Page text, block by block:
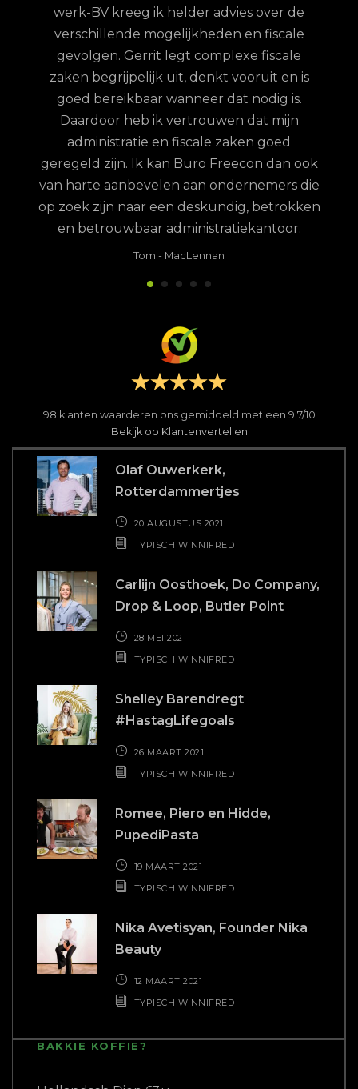
werk-BV kreeg ik helder advies over de
verschillende mogelijkheden en fiscale
gevolgen. Gerrit legt complexe fiscale
zaken begrijpelijk uit, denkt vooruit en is
goed bereikbaar wanneer dat nodig is.
Daardoor heb ik vertrouwen dat mijn
administratie en fiscale zaken goed
geregeld zijn. Ik kan Buro Freecon dan ook
van harte aanbevelen aan ondernemers die
op zoek zijn naar een deskundig, betrokken
en betrouwbaar administratiekantoor.
Tom - MacLennan
98 klanten waarderen ons gemiddeld met een 9.7/10
Bekijk op Klantenvertellen
Olaf Ouwerkerk,
Rotterdammertjes
20 AUGUSTUS 2021
TYPISCH WINNIFRED
Carlijn Oosthoek, Do Company,
Drop & Loop, Butler Point
28 MEI 2021
TYPISCH WINNIFRED
Shelley Barendregt
#HastagLifegoals
26 MAART 2021
TYPISCH WINNIFRED
Romee, Piero en Hidde,
PupediPasta
19 MAART 2021
TYPISCH WINNIFRED
Nika Avetisyan, Founder Nika
Beauty
12 MAART 2021
TYPISCH WINNIFRED
BAKKIE KOFFIE?